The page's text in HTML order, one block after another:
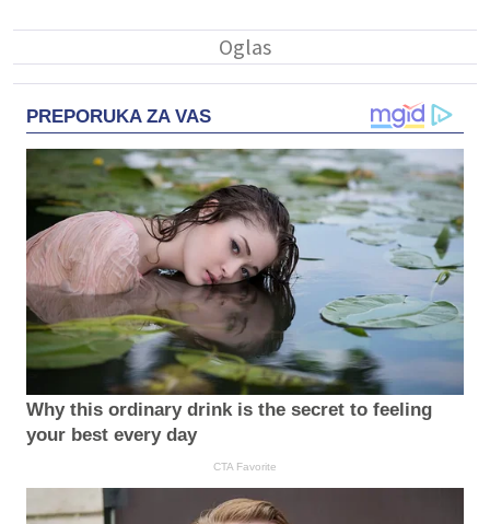
PREPORUKA ZA VAS
Why this ordinary drink is the secret to feeling
your best every day
CTA Favorite